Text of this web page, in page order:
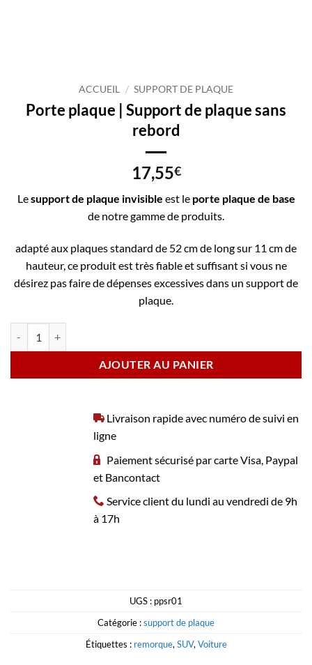
ACCUEIL / SUPPORT DE PLAQUE
Porte plaque | Support de plaque sans
rebord
17,55€
Lesupport de plaque invisible est le porte plaque de base
de notre gamme de produits.
adapté aux plaques standard de 52 cm de long sur 11 cm de
hauteur, ce produit est très fiable et suffisant si vous ne
désirez pas faire de dépenses excessives dans un support de
plaque.
AJOUTER AU PANIER
Livraison rapide avec numéro de suivi en
ligne
Paiement sécurisé par carte Visa, Paypal
et Bancontact
Service client du lundi au vendredi de 9h
à 17h
UGS : ppsr01
Catégorie :support de plaque
Étiquettes : remorque, SUV, Voiture